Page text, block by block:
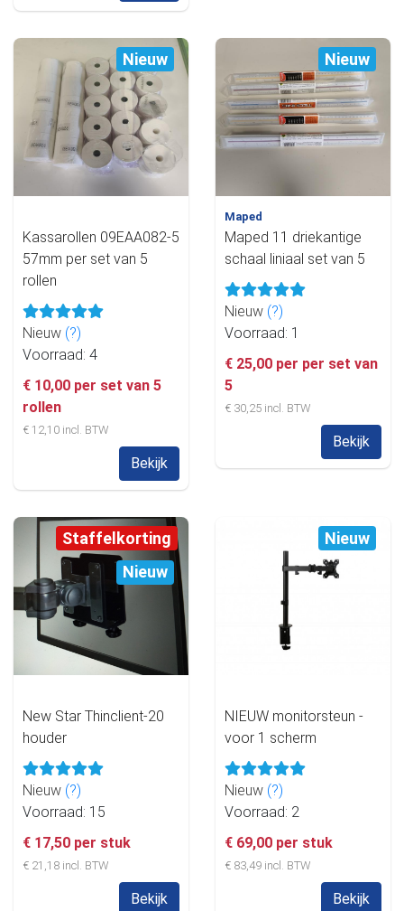
Nieuw
Kassarollen 09EAA082-5
57mm per set van 5
rollen
Nieuw (?)
Voorraad: 4
€ 10,00 per set van 5
rollen
€ 12,10 incl. BTW
Bekijk
Nieuw
Maped
Maped 11 driekantige
schaal liniaal set van 5
Nieuw (?)
Voorraad: 1
€ 25,00 per per set van
5
€ 30,25 incl. BTW
Bekijk
Staffelkorting
Nieuw
New Star Thinclient-20
houder
Nieuw (?)
Voorraad: 15
€ 17,50 per stuk
€ 21,18 incl. BTW
Bekijk
Nieuw
NIEUW monitorsteun -
voor 1 scherm
Nieuw (?)
Voorraad: 2
€ 69,00 per stuk
€ 83,49 incl. BTW
Bekijk